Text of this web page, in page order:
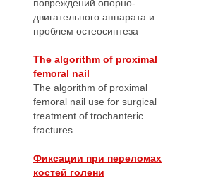
повреждений опорно-
двигательного аппарата и
проблем остеосинтеза
The algorithm of proximal
femoral nail
The algorithm of proximal
femoral nail use for surgical
treatment of trochanteric
fractures
Фиксации при переломах
костей голени